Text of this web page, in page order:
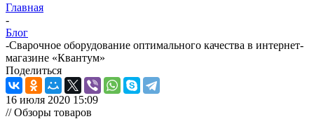
Главная
-
Блог
-Сварочное оборудование оптимального качества в интернет-
магазине «Квантум»
Поделиться
16 июля 2020 15:09
// Обзоры товаров